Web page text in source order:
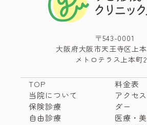
〒543-0001
大阪府大阪市天王寺区上
メトロテラス上本町
TOP
当院について
保険診療
自由診療
料金表
アクセ
ダー
医療・